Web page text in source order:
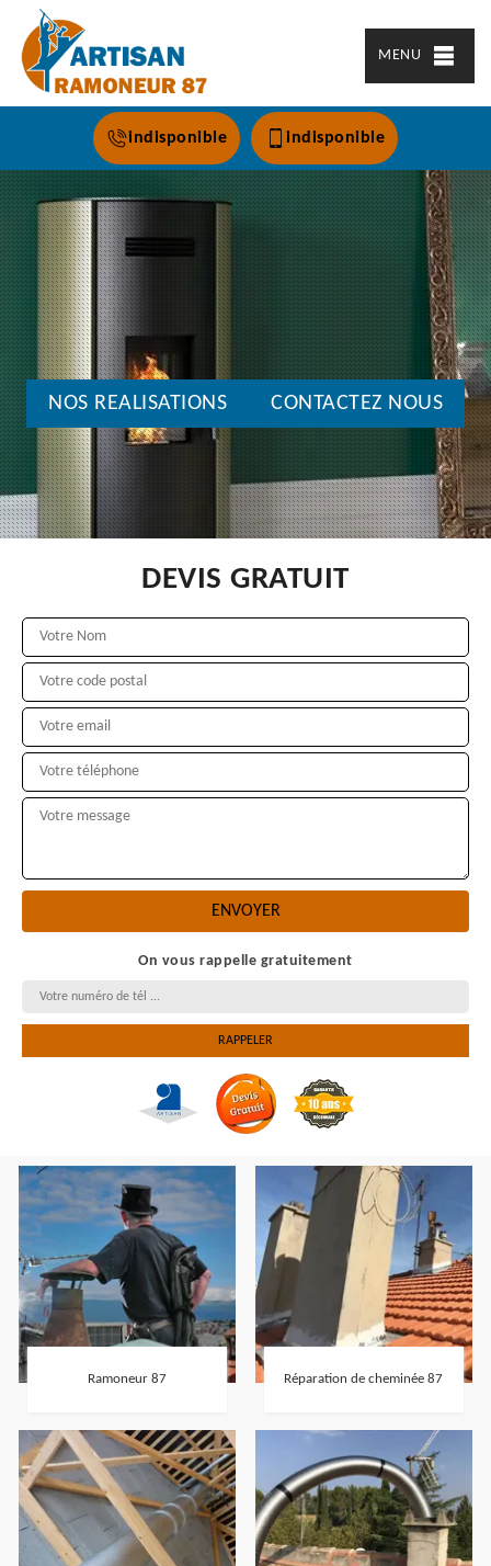
MENU
indisponible indisponible
NOS REALISATIONS CONTACTEZ NOUS
DEVIS GRATUIT
On vous rappelle gratuitement
Ramoneur 87 Réparation de cheminée 87